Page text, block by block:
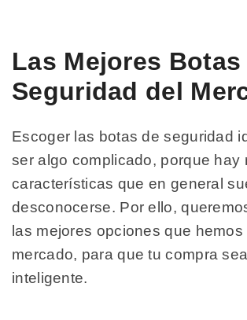
Las Mejores Botas
Seguridad del
Escoger las botas de seguridad
ser algo complicado, porque hay
características que en general
desconocerse. Por ello,
las mejores opciones que hemos
mercado, para que tu compra
inteligente.